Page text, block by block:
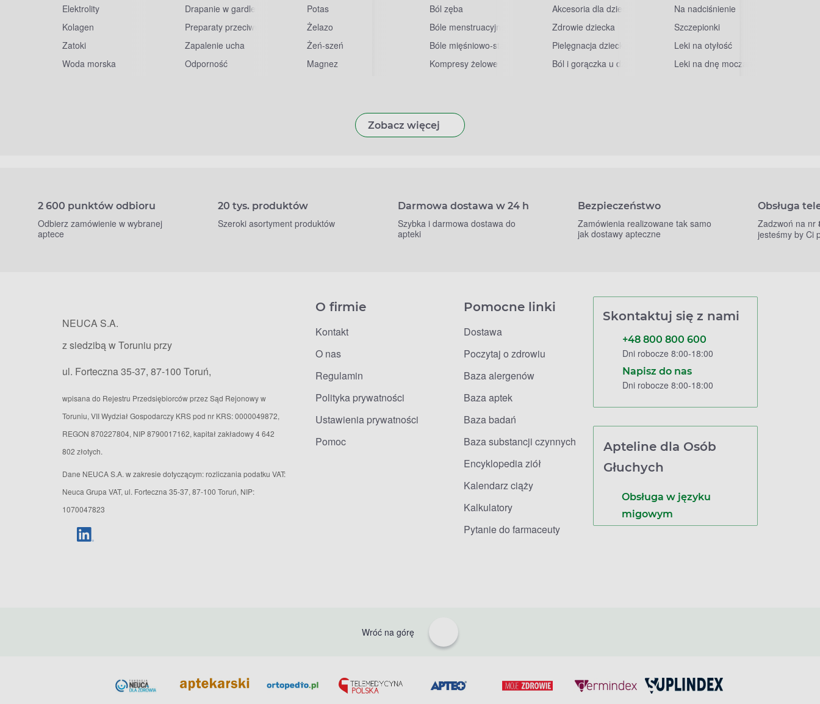
Elektrolity
Kolagen
Zatoki
Woda morska
Drapanie w gardle
Preparaty przeciwwirusowe
Zapalenie ucha
Odporność
Potas
Żelazo
Żeń-szeń
Magnez
Ból zęba
Bóle menstruacyjne
Bóle mięśniowo-stawowe
Kompresy żelowe
Akcesoria dla dzieci
Zdrowie dziecka
Pielęgnacja dziecka
Ból i gorączka u dzieci
Na nadciśnienie
Szczepionki
Leki na otyłość
Leki na dnę moczanową
Zobacz więcej
2 600 punktów odbioru
Odbierz zamówienie w wybranej
aptece
20 tys. produktów
Szeroki asortyment produktów
Darmowa dostawa w 24 h
Szybka i darmowa dostawa do
apteki
Bezpieczeństwo
Zamówienia realizowane tak samo
jak dostawy apteczne
Obsługa
Zadzwoń na nr
jesteśmy by Ci
NEUCA S.A.
z siedzibą w Toruniu przy
ul. Forteczna 35-37, 87-100 Toruń,
wpisana do Rejestru Przedsiębiorców przez Sąd Rejonowy w
Toruniu, VII Wydział Gospodarczy KRS pod nr KRS: 0000049872,
REGON 870227804, NIP 8790017162, kapitał zakładowy 4 642
802 złotych.
Dane NEUCA S.A. w zakresie dotyczącym: rozliczania podatku VAT:
Neuca Grupa VAT, ul. Forteczna 35-37, 87-100 Toruń, NIP:
1070047823
O firmie
Kontakt
O nas
Regulamin
Polityka prywatności
Ustawienia prywatności
Pomoc
Pomocne linki
Dostawa
Poczytaj o zdrowiu
Baza alergenów
Baza aptek
Baza badań
Baza substancji czynnych
Encyklopedia ziół
Kalendarz ciąży
Kalkulatory
Pytanie do farmaceuty
Skontaktuj się z nami
+48 800 800 600
Dni robocze 8:00-18:00
Napisz do nas
Dni robocze 8:00-18:00
Apteline dla Osób
Głuchych
Obsługa w języku
migowym
Wróć na górę